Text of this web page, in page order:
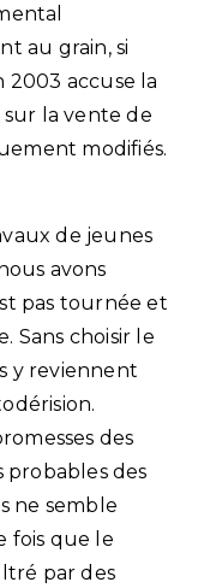
au grain, si
2003 accuse la
sur la vente de
modifiés.
de jeunes
avons
pas tournée et
Sans choisir le
y reviennent
des
probables des
ne semble
fois que le
par des